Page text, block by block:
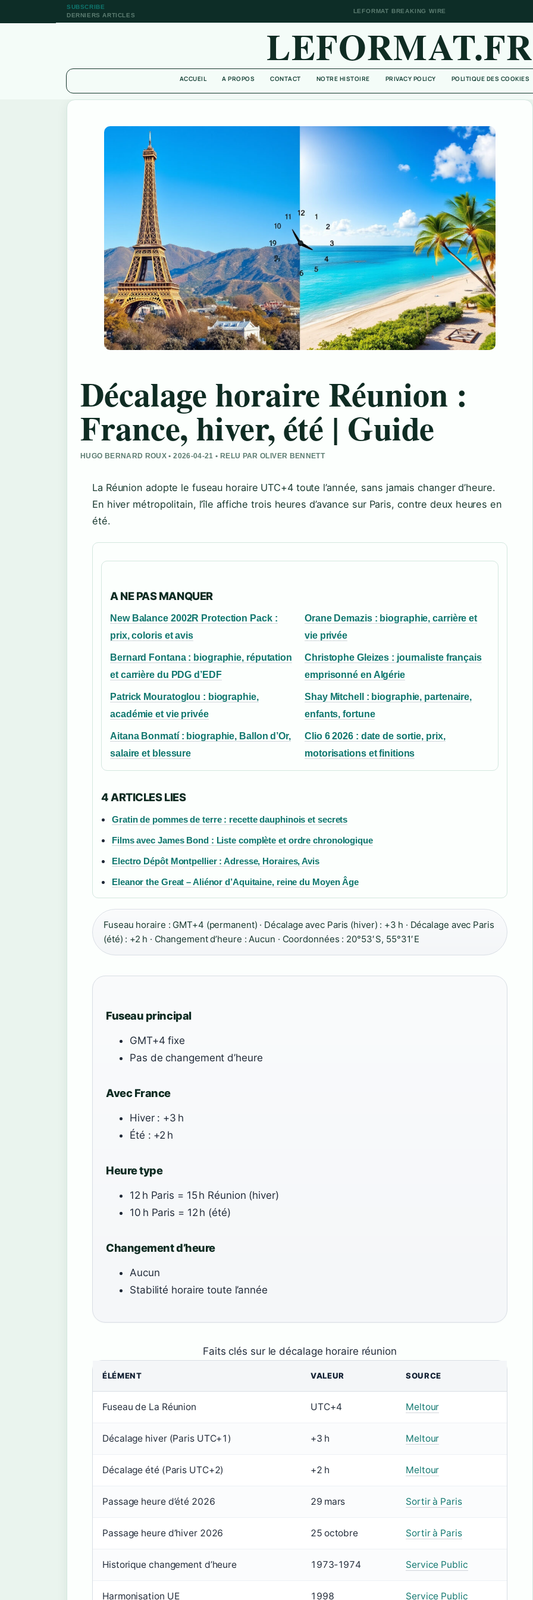
SUBSCRIBE
DERNIERS ARTICLES
LEFORMAT BREAKING WIRE
LEFORMAT.FR
ACCUEIL A PROPOS CONTACT NOTRE HISTOIRE PRIVACY POLICY POLITIQUE DES COOKIES
Décalage horaire Réunion :
France, hiver, été | Guide
HUGO BERNARD ROUX • 2026-04-21 • RELU PAR OLIVER BENNETT
La Réunion adopte le fuseau horaire UTC+4 toute l’année, sans jamais changer d’heure.
En hiver métropolitain, l’île affiche trois heures d’avance sur Paris, contre deux heures en
été.
A NE PAS MANQUER
New Balance 2002R Protection Pack :
prix, coloris et avis
Orane Demazis : biographie, carrière et
vie privée
Bernard Fontana : biographie, réputation
et carrière du PDG d’EDF
Christophe Gleizes : journaliste français
emprisonné en Algérie
Patrick Mouratoglou : biographie,
académie et vie privée
Shay Mitchell : biographie, partenaire,
enfants, fortune
Aitana Bonmatí : biographie, Ballon d’Or,
salaire et blessure
Clio 6 2026 : date de sortie, prix,
motorisations et finitions
4 ARTICLES LIES
Gratin de pommes de terre : recette dauphinois et secrets
Films avec James Bond : Liste complète et ordre chronologique
Electro Dépôt Montpellier : Adresse, Horaires, Avis
Eleanor the Great – Aliénor d’Aquitaine, reine du Moyen Âge
Fuseau horaire : GMT+4 (permanent) · Décalage avec Paris (hiver) : +3 h · Décalage avec Paris
(été) : +2 h · Changement d’heure : Aucun · Coordonnées : 20°53′ S, 55°31′ E
Fuseau principal
GMT+4 fixe
Pas de changement d’heure
Avec France
Hiver : +3 h
Été : +2 h
Heure type
12 h Paris = 15 h Réunion (hiver)
10 h Paris = 12 h (été)
Changement d’heure
Aucun
Stabilité horaire toute l’année
Faits clés sur le décalage horaire réunion
ÉLÉMENT VALEUR SOURCE
Fuseau de La Réunion UTC+4 Meltour
Décalage hiver (Paris UTC+1) +3 h Meltour
Décalage été (Paris UTC+2) +2 h Meltour
Passage heure d’été 2026 29 mars Sortir à Paris
Passage heure d’hiver 2026 25 octobre Sortir à Paris
Historique changement d’heure 1973‑1974 Service Public
Harmonisation UE 1998 Service Public